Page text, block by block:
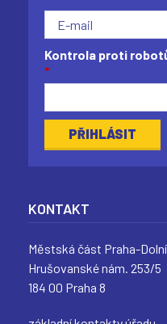
Kontrola proti
*
KONTAKT
Městská část Praha-
Hrušovanské nám. 253/5
184 00 Praha 8